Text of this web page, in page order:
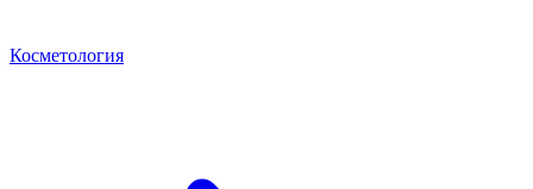
Косметология